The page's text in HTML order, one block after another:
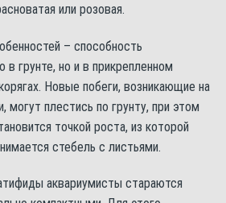
или розовая.
– способность
в грунте, но и в прикрепленном
Новые побеги, возникающие на
могут плестись по грунту, при этом
точкой роста, из которой
стебель с листьями.
аквариумисты стараются